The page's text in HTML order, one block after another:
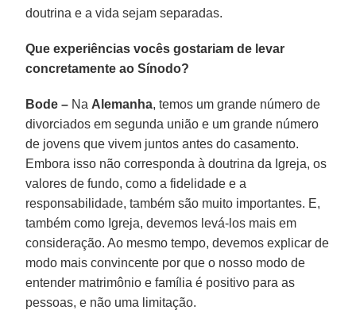
doutrina e a vida sejam separadas.
Que experiências vocês gostariam de levar
concretamente ao Sínodo?
Bode – Na Alemanha, temos um grande número de
divorciados em segunda união e um grande número
de jovens que vivem juntos antes do casamento.
Embora isso não corresponda à doutrina da Igreja, os
valores de fundo, como a fidelidade e a
responsabilidade, também são muito importantes. E,
também como Igreja, devemos levá-los mais em
consideração. Ao mesmo tempo, devemos explicar de
modo mais convincente por que o nosso modo de
entender matrimônio e família é positivo para as
pessoas, e não uma limitação.